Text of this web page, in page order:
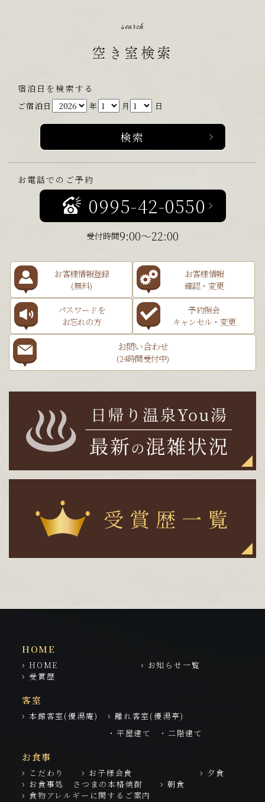
search
空き室検索
宿泊日を検索する
ご宿泊日 年 月 日
お電話でのご予約
0995-42-0550
受付時間9:00～22:00
お客様情報登録
(無料)
お客様情報
確認・変更
パスワードを
お忘れの方
予約照会
キャンセル・変更
お問い合わせ
(24時間受付中)
HOME
HOME
お知らせ一覧
受賞歴
客室
本館客室(優湯庵)
離れ客室(優湯亭)
・平屋建て
・二階建て
お食事
こだわり お子様会食
夕食
お食事処 さつまの本格焼酎
朝食
食物アレルギーに関するご案内